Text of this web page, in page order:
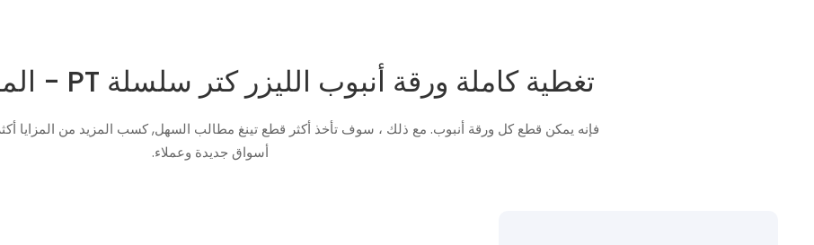
تغطية كاملة ورقة أنبوب الليزر كتر سلسلة PT - الميزات و التكوين
فإنه يمكن قطع كل ورقة أنبوب. مع ذلك ، سوف تأخذ أكثر قطع تينغ مطالب السهل, كسب المزيد من المزايا
أسواق جديدة وعملاء.